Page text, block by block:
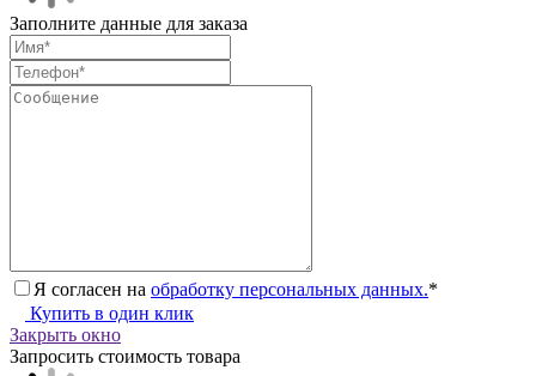
Заполните данные для заказа
Я согласен на обработку персональных данных.*
Купить в один клик
Закрыть окно
Запросить стоимость товара